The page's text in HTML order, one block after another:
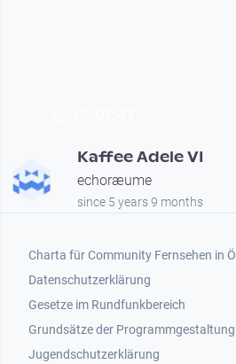
Kaffee Adele VI
echoræume
since 5 years 9 months
Footer 1
Charta für Community Fernsehen in
Datenschutzerklärung
Gesetze im Rundfunkbereich
Grundsätze der Programmgestaltung
Jugendschutzerklärung